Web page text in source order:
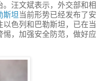
汪文斌表示，外交部和相
斯坦 当前形势已经发布了安
以色列和巴勒斯坦，已在当
惕，加强安全防范，做好应